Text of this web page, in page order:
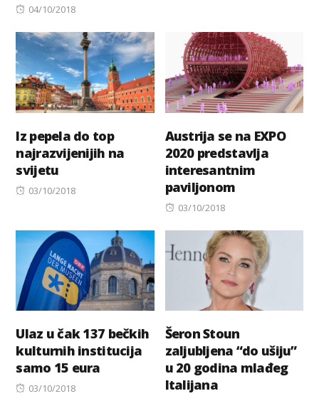
Posted
04/10/2018
Iz pepela do top
najrazvijenijih na
svijetu
Posted
03/10/2018
Austrija se na EXPO
2020 predstavlja
interesantnim
paviljonom
Posted
03/10/2018
Ulaz u čak 137 bečkih
kulturnih institucija
samo 15 eura
Posted
03/10/2018
Šeron Stoun
zaljubljena “do ušiju”
u 20 godina mlađeg
Italijana